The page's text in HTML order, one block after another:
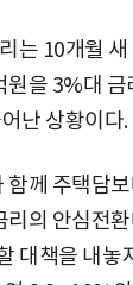
는 10개월
을 3%대 금
난 상황이다.
께 주택담
의 안심전
대책을 내놓